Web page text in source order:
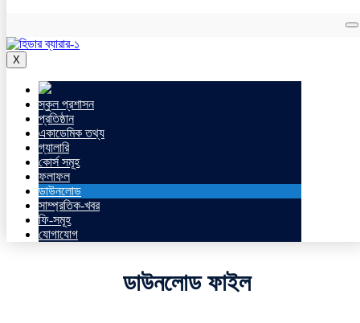
X
স্কুল প্রশাসন
প্রতিষ্ঠান
একাডেমিক তথ্য
গ্যালারি
কোর্স সমূহ
ফলাফল
ডাউনলোড
সাম্প্রতিক-খবর
ফি-সমূহ
যোগাযোগ
ডাউনলোড ফাইল